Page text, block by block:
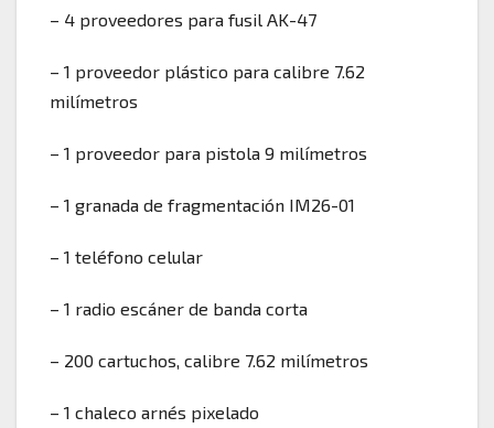
– 4 proveedores para fusil AK-47
– 1 proveedor plástico para calibre 7.62
milímetros
– 1 proveedor para pistola 9 milímetros
– 1 granada de fragmentación IM26-01
– 1 teléfono celular
– 1 radio escáner de banda corta
– 200 cartuchos, calibre 7.62 milímetros
– 1 chaleco arnés pixelado